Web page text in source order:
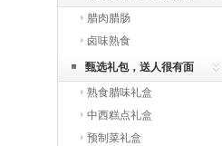
腊肉腊肠
卤味熟食
甄选礼包，送人很有面
熟食腊味礼盒
中西糕点礼盒
预制菜礼盒